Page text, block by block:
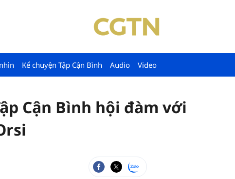
Kể chuyện Tập Cận Bình Audio Video
Cận Bình hội đàm với